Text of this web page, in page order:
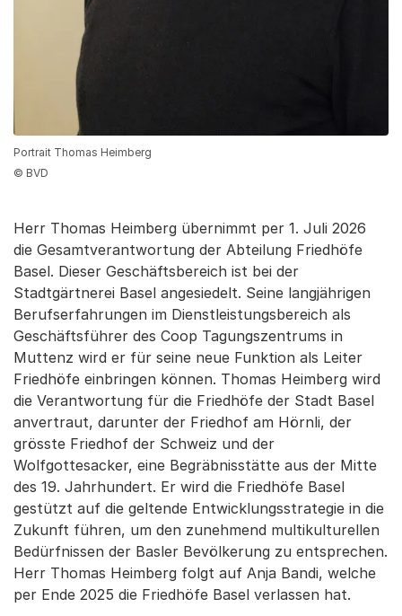
Portrait Thomas Heimberg
© BVD
Herr Thomas Heimberg übernimmt per 1. Juli 2026
die Gesamtverantwortung der Abteilung Friedhöfe
Basel. Dieser Geschäftsbereich ist bei der
Stadtgärtnerei Basel angesiedelt. Seine langjährigen
Berufserfahrungen im Dienstleistungsbereich als
Geschäftsführer des Coop Tagungszentrums in
Muttenz wird er für seine neue Funktion als Leiter
Friedhöfe einbringen können. Thomas Heimberg wird
die Verantwortung für die Friedhöfe der Stadt Basel
anvertraut, darunter der Friedhof am Hörnli, der
grösste Friedhof der Schweiz und der
Wolfgottesacker, eine Begräbnisstätte aus der Mitte
des 19. Jahrhundert. Er wird die Friedhöfe Basel
gestützt auf die geltende Entwicklungsstrategie in die
Zukunft führen, um den zunehmend multikulturellen
Bedürfnissen der Basler Bevölkerung zu entsprechen.
Herr Thomas Heimberg folgt auf Anja Bandi, welche
per Ende 2025 die Friedhöfe Basel verlassen hat.